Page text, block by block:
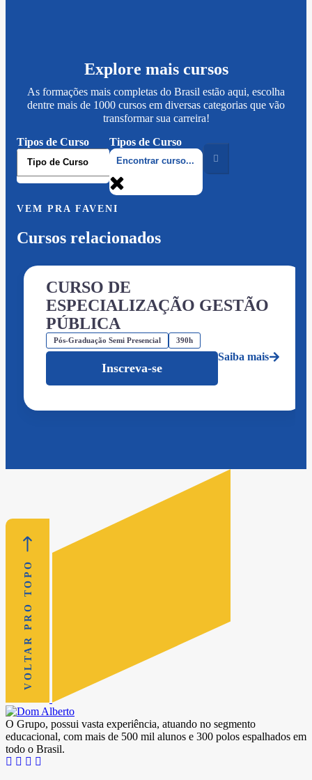
Explore mais cursos
As formações mais completas do Brasil estão aqui, escolha
dentre mais de 1000 cursos em diversas categorias que vão
transformar sua carreira!
Tipos de Curso
Tipos de Curso
VEM PRA FAVENI
Cursos relacionados
CURSO DE
ESPECIALIZAÇÃO GESTÃO
PÚBLICA
Pós-Graduação Semi Presencial 390h
Inscreva-se
Saiba mais
VOLTAR PRO TOPO
O Grupo, possui vasta experiência, atuando no segmento
educacional, com mais de 500 mil alunos e 300 polos espalhados em
todo o Brasil.